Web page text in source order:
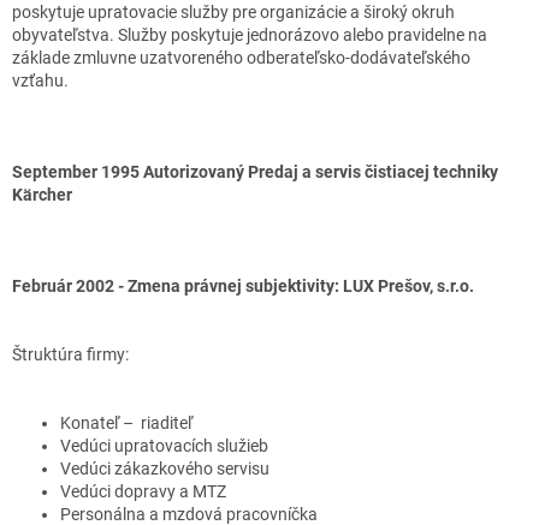
poskytuje upratovacie služby pre organizácie a široký okruh
obyvateľstva. Služby poskytuje jednorázovo alebo pravidelne na
základe zmluvne uzatvoreného odberateľsko-dodávateľského
vzťahu.
September 1995 Autorizovaný Predaj a servis čistiacej techniky
Kärcher
Február 2002 - Zmena právnej subjektivity: LUX Prešov, s.r.o.
Štruktúra firmy:
Konateľ – riaditeľ
Vedúci upratovacích služieb
Vedúci zákazkového servisu
Vedúci dopravy a MTZ
Personálna a mzdová pracovníčka